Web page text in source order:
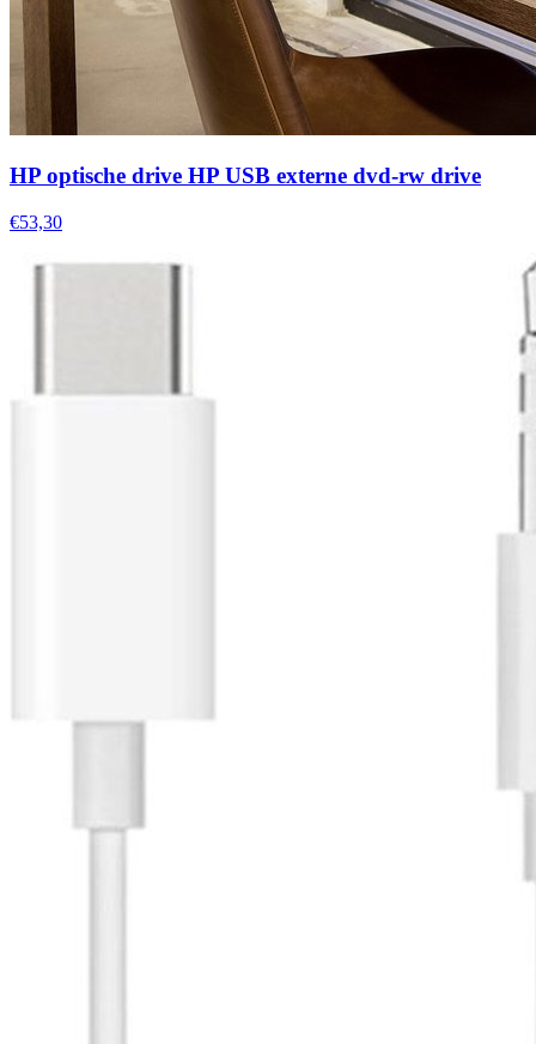
HP optische drive HP USB externe dvd-rw drive
€53,30